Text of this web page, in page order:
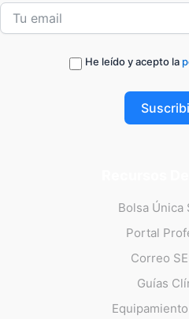
He leído y acepto la
Bolsa Única
Portal
Correo
Guías